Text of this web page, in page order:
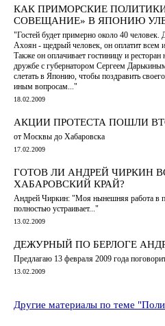
КАК ПРИМОРСКИЕ
СОВЕЩАНИЕ» В ЯПОНИЮ
"Гостей будет примерно около 40 человек.
Ахоян - щедрый человек, он оплатит всем
Также он оплачивает гостиницу и
дружбе с губернатором Сергеем
слетать в Японию, чтобы поздравить
иным вопросам..."
18.02.2009
АКЦИИ ПРОТЕСТА ПОШЛИ
от Москвы до Хабаровска
17.02.2009
ГОТОВ ЛИ АНДРЕЙ ЧИРКИН
ХАБАРОВСКИЙ КРАЙ?
Андрей Чиркин: "Моя нынешняя работа в
полностью устраивает..."
13.02.2009
ДЕЖУРНЫЙ ПО БЕРЛОГЕ
Предлагаю 13 февраля 2009 года
13.02.2009
Другие материалы по теме